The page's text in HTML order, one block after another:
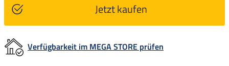
Jetzt kaufen
Verfügbarkeit im MEGA STORE prüfen